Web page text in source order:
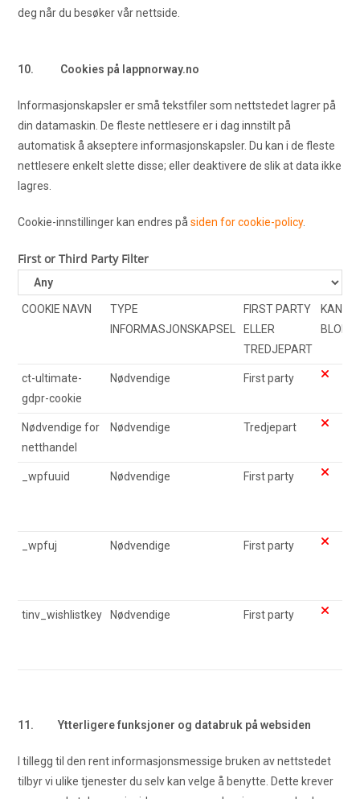
deg når du besøker vår nettside.
10. Cookies på lappnorway.no
Informasjonskapsler er små tekstfiler som nettstedet lagrer på
din datamaskin. De fleste nettlesere er i dag innstilt på
automatisk å akseptere informasjonskapsler. Du kan i de fleste
nettlesere enkelt slette disse; eller deaktivere de slik at data ikke
lagres.
Cookie-innstillinger kan endres påsiden for cookie-policy.
First or Third Party Filter
COOKIE NAVN
TYPE
INFORMASJONSKAPSEL
FIRST PARTY
ELLER
TREDJEPART
KAN BLI
ct-ultimate-
gdpr-cookie
Nødvendige First party
Nødvendige for
netthandel
Nødvendige Tredjepart
_wpfuuid Nødvendige First party
_wpfuj Nødvendige First party
tinv_wishlistkey Nødvendige First party
11. Ytterligere funksjoner og databruk på websiden
I tillegg til den rent informasjonsmessige bruken av nettstedet
tilbyr vi ulike tjenester du selv kan velge å benytte. Dette krever